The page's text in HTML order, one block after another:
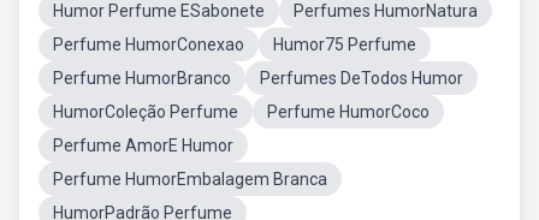
Humor Perfume ESabonete
Perfumes HumorNatura
Perfume HumorConexao
Humor75 Perfume
Perfume HumorBranco
Perfumes DeTodos Humor
HumorColeção Perfume
Perfume HumorCoco
Perfume AmorE Humor
Perfume HumorEmbalagem Branca
HumorPadrão Perfume